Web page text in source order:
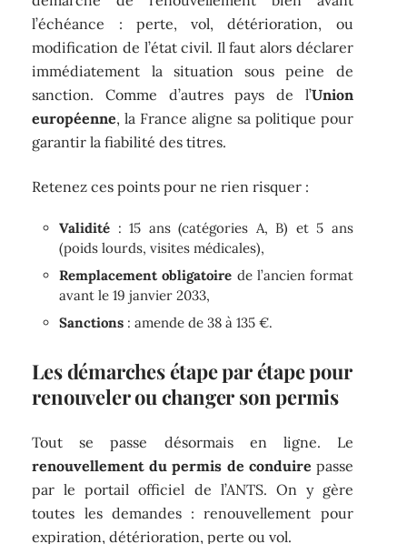
l’échéance : perte, vol, détérioration, ou
modification de l’état civil. Il faut alors déclarer
immédiatement la situation sous peine de
sanction. Comme d’autres pays de l’Union
européenne, la France aligne sa politique pour
garantir la fiabilité des titres.
Retenez ces points pour ne rien risquer :
Validité : 15 ans (catégories A, B) et 5 ans
(poids lourds, visites médicales),
Remplacement obligatoire de l’ancien format
avant le 19 janvier 2033,
Sanctions : amende de 38 à 135 €.
Les démarches étape par étape pour
renouveler ou changer son permis
Tout se passe désormais en ligne. Le
renouvellement du permis de conduire passe
par le portail officiel de l’ANTS. On y gère
toutes les demandes : renouvellement pour
expiration, détérioration, perte ou vol.